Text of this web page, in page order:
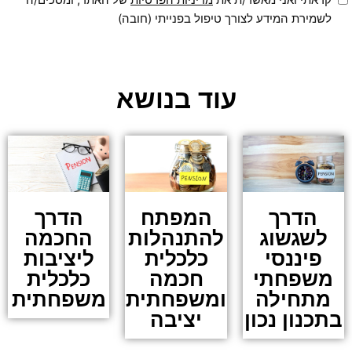
לשמירת המידע לצורך טיפול בפנייתי (חובה)
עוד בנושא
הדרך
לשגשוג
פיננסי
משפחתי
מתחילה
בתכנון נכון
המפתח
להתנהלות
כלכלית
חכמה
ומשפחתית
יציבה
הדרך
החכמה
ליציבות
כלכלית
משפחתית